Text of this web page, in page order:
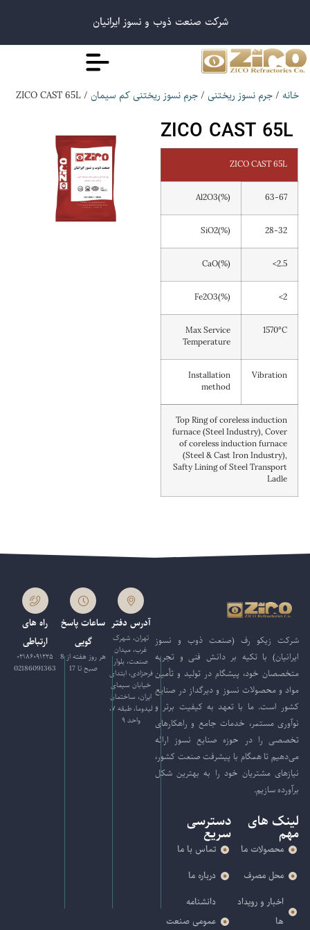
شرکت صنعت ذوب و نسوز ایرانیان
خانه /جرم نسوز ریختنی /جرم نسوز ریختنی کم سیمان / ZICO CAST 65L
ZICO CAST 65L
ZICO CAST 65L
Al2O3(%) 63-67
SiO2(%) 28-32
CaO(%) <2.5
Fe2O3(%) <2
Max Service
Temperature
1570°C
Installation
method
Vibration
Top Ring of coreless induction
furnace (Steel Industry), Cover
of coreless induction furnace
(Steel & Cast Iron Industry),
Safty Lining of Steel Transport
Ladle
شرکت زیکو رف (صنعت ذوب و نسوز
ایرانیان) با تکیه بر دانش فنی و تجربه
متخصصان خود، پیشگام در تولید و تأمین
مواد و محصولات نسوز و دیرگداز در صنایع
کشور است. ما با تعهد به کیفیت برتر و
نوآوری مستمر، خدمات جامع و راهکارهای
تخصصی را در حوزه صنایع نسوز ارائه
می‌دهیم تا همگام با پیشرفت صنعت کشور،
نیازهای مشتریان خود را به بهترین شکل
برآورده سازیم.
لینک های
مهم
محصولات ما
محل مصرف
اخبار و رویداد
ها
دسترسی
سریع
تماس با ما
درباره ما
دانشنامه
عمومی صنعت
آدرس دفتر
تهران، شهرک
غرب، میدان
صنعت، بلوار
فرحزادی، ابتدای
خیابان سیمای
ایران، ساختمان
لیدوما، طبقه ۷،
واحد ۹
ساعات پاسخ
گویی
هر روز هفته از 8
صبح تا 17
راه های
ارتباطی
۰۲۱۸۶۰۹۱۲۲۵
02186091363